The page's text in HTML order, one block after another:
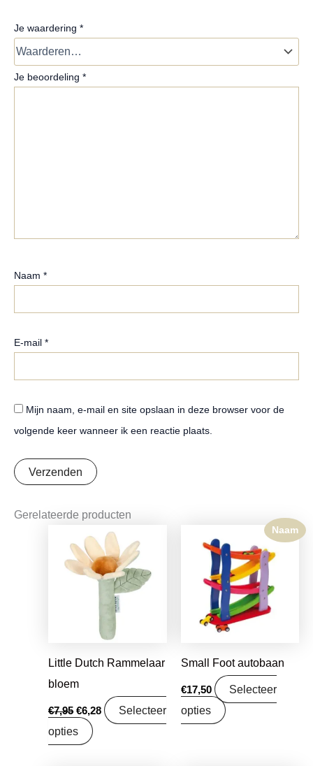
Je waardering *
Je beoordeling *
Naam *
E-mail *
Mijn naam, e-mail en site opslaan in deze browser voor de
volgende keer wanneer ik een reactie plaats.
Gerelateerde producten
Little Dutch Rammelaar
bloem
€7,95
Oorspronkelijke
prijs
was:
€7,95.
€6,28
Huidige
prijs
is:
€6,28.
Selecteer
opties
Naam
Small Foot autobaan
€17,50
Selecteer
opties